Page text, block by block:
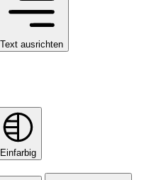
Text ausrichten
Einfarbig